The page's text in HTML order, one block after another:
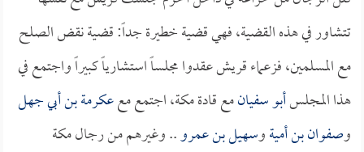
تتشاور في هذه القضية، فهي قضية خطيرة جداً: قضية نقض الصلح
مع المسلمين، فزعماء قريش عقدوا مجلساً استشارياً كبيراً واجتمع في
هذا المجلسأبو سفيانمع قادة مكة، اجتمع مععكرمة بن أبي جهل
وصفوان بن أميةوسهيل بن عمرو.. وغيرهم من رجال مكة